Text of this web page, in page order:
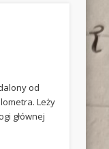
od
Leży
głównej